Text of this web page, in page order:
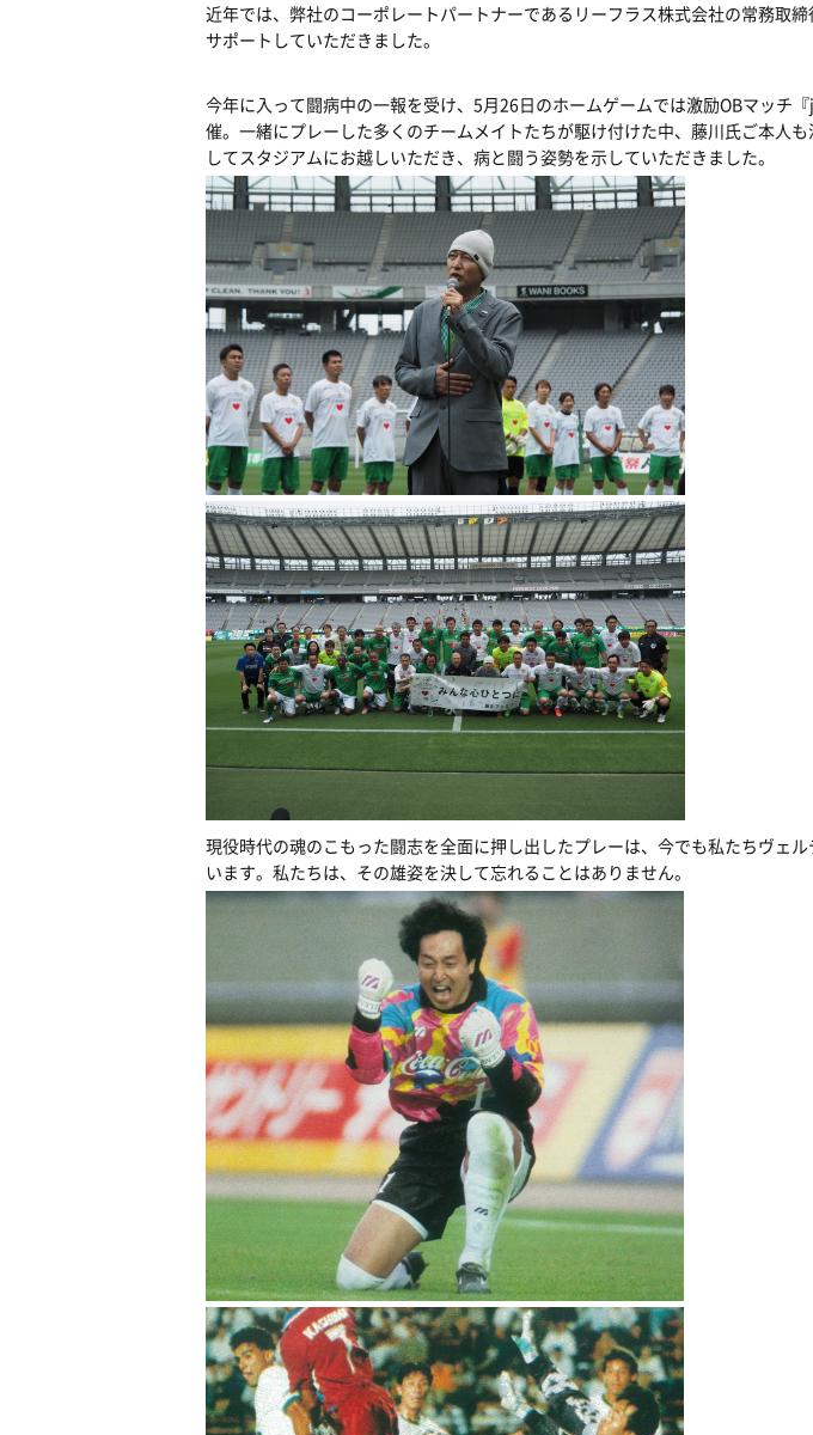
近年では、弊社のコーポレートパートナーであるリーフラス株式会社の常務取
サポートしていただきました。
今年に入って闘病中の一報を受け、5月26日のホームゲームでは激励OBマッチ
催。一緒にプレーした多くのチームメイトたちが駆け付けた中、藤川氏ご本人
してスタジアムにお越しいただき、病と闘う姿勢を示していただきました。
現役時代の魂のこもった闘志を全面に押し出したプレーは、今でも私たちヴェ
います。私たちは、その雄姿を決して忘れることはありません。